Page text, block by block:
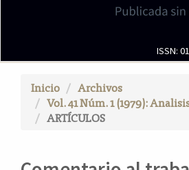
n
c
ISSN:
Inicio
Archivos
Vol. 41 Núm. 1 (1979):
ARTÍCULOS